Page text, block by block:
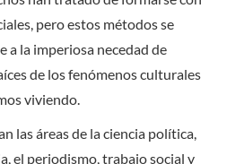
pero estos métodos se
a la imperiosa necedad de
de los fenómenos culturales
viviendo.
las áreas de la ciencia política,
el periodismo, trabajo social y